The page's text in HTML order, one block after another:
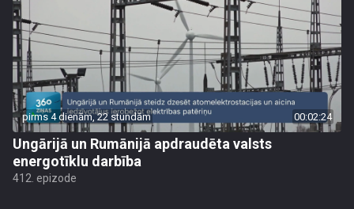
pirms 4 dienām, 22 stundām 00:02:24
Ungārijā un Rumānijā apdraudēta valsts
energotīklu darbība
412. epizode